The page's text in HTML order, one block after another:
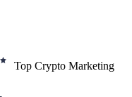
Top Crypto Marketing